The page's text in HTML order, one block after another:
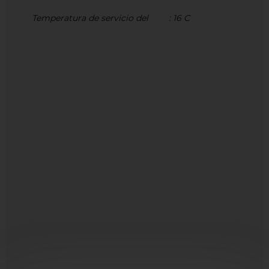
Temperatura de servicio del : 16 C